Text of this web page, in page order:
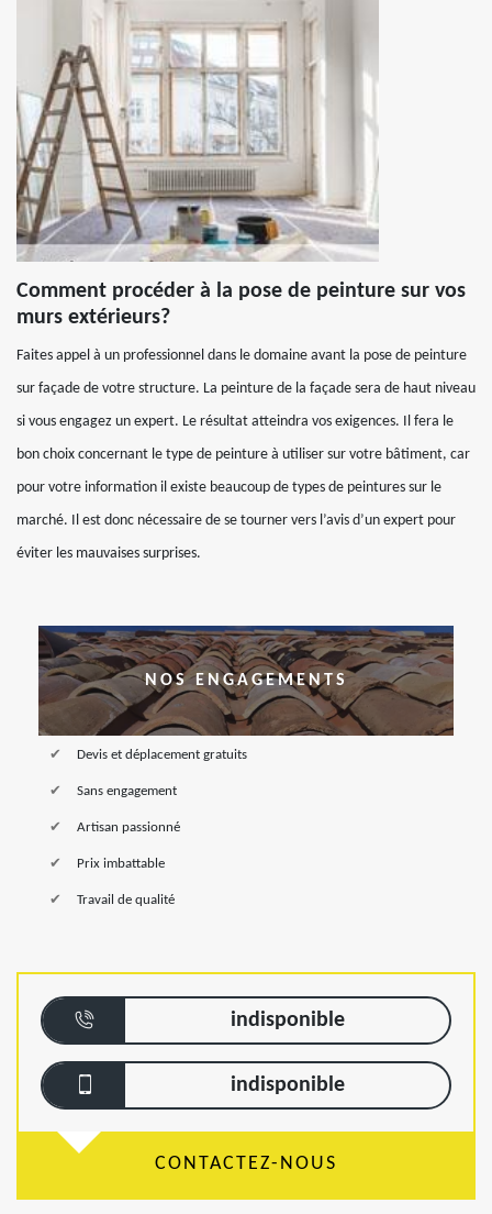
Comment procéder à la pose de peinture sur vos
murs extérieurs?
Faites appel à un professionnel dans le domaine avant la pose de peinture
sur façade de votre structure. La peinture de la façade sera de haut niveau
si vous engagez un expert. Le résultat atteindra vos exigences. Il fera le
bon choix concernant le type de peinture à utiliser sur votre bâtiment, car
pour votre information il existe beaucoup de types de peintures sur le
marché. Il est donc nécessaire de se tourner vers l’avis d’un expert pour
éviter les mauvaises surprises.
NOS ENGAGEMENTS
Devis et déplacement gratuits
Sans engagement
Artisan passionné
Prix imbattable
Travail de qualité
indisponible
indisponible
CONTACTEZ-NOUS